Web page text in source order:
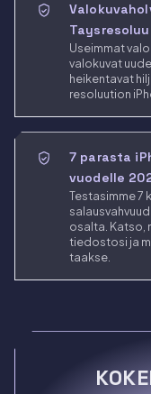
Useimmat
valokuvat
heikentavat
resoluution
7 parasta
vuodelle
Testasimme 7
osalta. Katso,
tiedostosi ja
taakse.